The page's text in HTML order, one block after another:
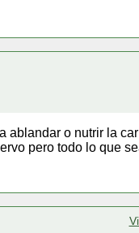
ablandar o nutrir la
pero todo lo que